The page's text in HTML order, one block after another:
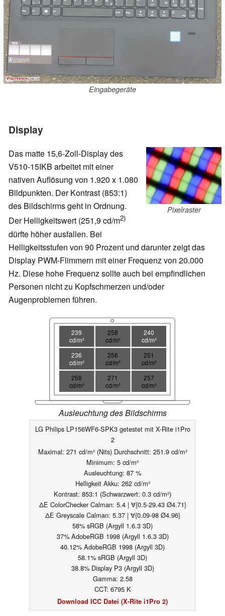
Eingabegeräte
Display
Pixelraster
Das matte 15,6-Zoll-Display des
V510-15IKB arbeitet mit einer
nativen Auflösung von 1.920 x 1.080
Bildpunkten. Der Kontrast (853:1)
des Bildschirms geht in Ordnung.
Der Helligkeitswert (251,9 cd/m2)
dürfte höher ausfallen. Bei
Helligkeitsstufen von 90 Prozent und darunter zeigt das
Display PWM-Flimmern mit einer Frequenz von 20.000
Hz. Diese hohe Frequenz sollte auch bei empfindlichen
Personen nicht zu Kopfschmerzen und/oder
Augenproblemen führen.
239
cd/m²
258
cd/m²
240
cd/m²
236
cd/m²
256
cd/m²
251
cd/m²
259
cd/m²
271
cd/m²
257
cd/m²
Ausleuchtung des Bildschirms
LG Philips LP156WF6-SPK3 getestet mit X-Rite i1Pro
2
Maximal: 271 cd/m² (Nits) Durchschnitt: 251.9 cd/m²
Minimum: 5 cd/m²
Ausleuchtung: 87 %
Helligkeit Akku: 262 cd/m²
Kontrast: 853:1 (Schwarzwert: 0.3 cd/m²)
ΔE ColorChecker Calman: 5.4 | ∀{0.5-29.43 Ø4.71}
ΔE Greyscale Calman: 5.37 | ∀{0.09-98 Ø4.96}
58% sRGB (Argyll 1.6.3 3D)
37% AdobeRGB 1998 (Argyll 1.6.3 3D)
40.12% AdobeRGB 1998 (Argyll 3D)
58.1% sRGB (Argyll 3D)
38.8% Display P3 (Argyll 3D)
Gamma: 2.58
CCT: 6795 K
Download ICC Datei (X-Rite i1Pro 2)